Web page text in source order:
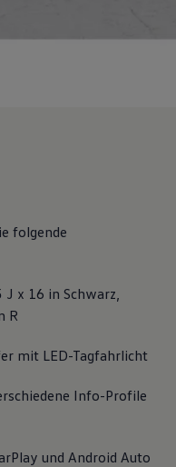
finden
und Shop
verbinden
folgende
x 16 in Schwarz,
R
mit LED-Tagfahrlicht
Info-Profile
und Android Auto